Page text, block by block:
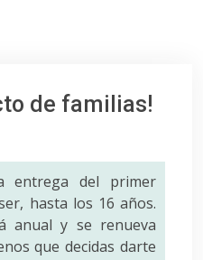
de familias!
entrega del primer
hasta los 16 años.
anual y se renueva
que decidas darte